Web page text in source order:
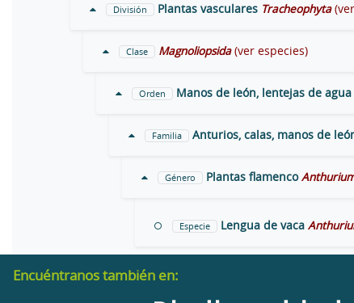
División Plantas vasculares Tracheophyta
Clase Magnoliopsida (ver especies)
Orden Manos de león, lentejas de
Familia Anturios, calas, manos de
Género Plantas flamenco
Especie Lengua de vaca
Encuéntranos también en: